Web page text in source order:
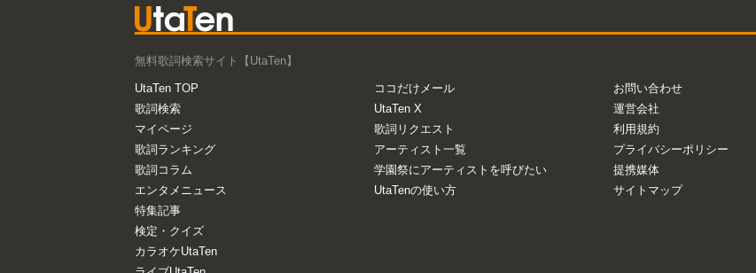
無料歌詞検索サイト【UtaTen】
UtaTen TOP
歌詞検索
マイページ
歌詞ランキング
歌詞コラム
エンタメニュース
特集記事
検定・クイズ
カラオケUtaTen
ココだけメール
UtaTen X
歌詞リクエスト
アーティスト一覧
学園祭にアーティストを呼びたい
UtaTenの使い方
お問い合わせ
運営会社
利用規約
プライバシーポリシー
提携媒体
サイトマップ